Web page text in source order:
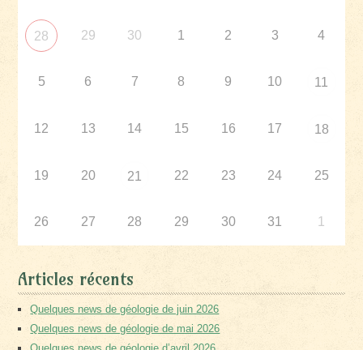
28 29 30 1 2 3 4
5 6 7 8 9 10 11
12 13 14 15 16 17 18
19 20 21 22 23 24 25
26 27 28 29 30 31 1
Articles récents
Quelques news de géologie de juin 2026
Quelques news de géologie de mai 2026